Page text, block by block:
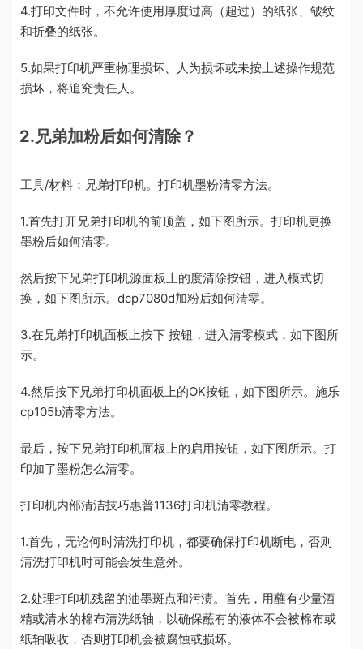
4.打印文件时，不允许使用厚度过高（超过）的纸张、皱纹
和折叠的纸张。
5.如果打印机严重物理损坏、人为损坏或未按上述操作规范
损坏，将追究责任人。
2.兄弟加粉后如何清除？
工具/材料：兄弟打印机。打印机墨粉清零方法。
1.首先打开兄弟打印机的前顶盖，如下图所示。打印机更换
墨粉后如何清零。
然后按下兄弟打印机源面板上的度清除按钮，进入模式切
换，如下图所示。dcp7080d加粉后如何清零。
3.在兄弟打印机面板上按下 按钮，进入清零模式，如下图所
示。
4.然后按下兄弟打印机面板上的OK按钮，如下图所示。施乐
cp105b清零方法。
最后，按下兄弟打印机面板上的启用按钮，如下图所示。打
印加了墨粉怎么清零。
打印机内部清洁技巧惠普1136打印机清零教程。
1.首先，无论何时清洗打印机，都要确保打印机断电，否则
清洗打印机时可能会发生意外。
2.处理打印机残留的油墨斑点和污渍。首先，用蘸有少量酒
精或清水的棉布清洗纸轴，以确保蘸有的液体不会被棉布或
纸轴吸收，否则打印机会被腐蚀或损坏。